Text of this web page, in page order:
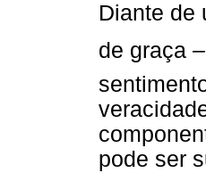
Diante de
de graça
pode ser